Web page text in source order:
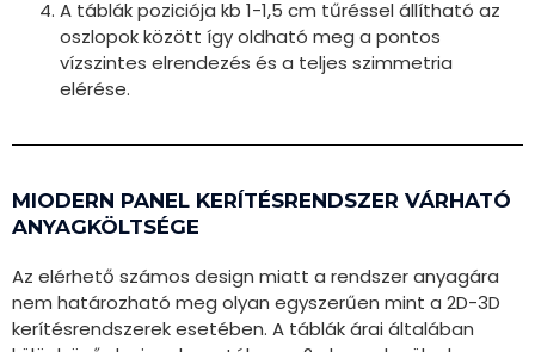
A táblák poziciója kb 1-1,5 cm tűréssel állítható az
oszlopok között így oldható meg a pontos
vízszintes elrendezés és a teljes szimmetria
elérése.
MIODERN PANEL KERÍTÉSRENDSZER VÁRHATÓ
ANYAGKÖLTSÉGE​
Az elérhető számos design miatt a rendszer anyagára
nem határozható meg olyan egyszerűen mint a 2D-3D
kerítésrendszerek esetében. A táblák árai általában